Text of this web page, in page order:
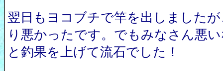
翌日もヨコブチで竿を出しました
り悪かったです。でもみなさん悪
と釣果を上げて流石でした！